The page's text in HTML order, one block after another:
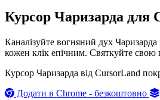
Курсор Чаризарда для
Каналізуйте вогняний дух
кожен клік епічним. Святкуйте свою
Курсор Чаризарда від CursorLand
Додати в Chrome - безкоштовно